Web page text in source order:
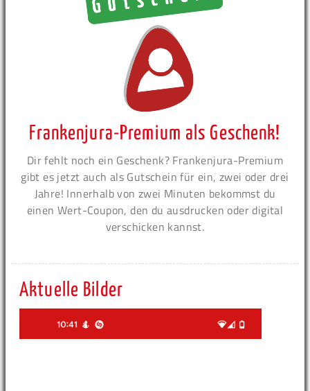
Frankenjura-Premium als Geschenk!
Dir fehlt noch ein Geschenk? Frankenjura-Premium
gibt es jetzt auch als Gutschein für ein, zwei oder drei
Jahre! Innerhalb von zwei Minuten bekommst du
einen Wert-Coupon, den du ausdrucken oder digital
verschicken kannst.
Aktuelle Bilder